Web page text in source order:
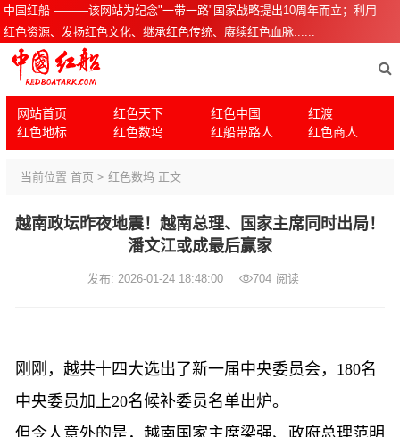
中国红船 ———该网站为纪念"一带一路"国家战略提出10周年而立；利用
红色资源、发扬红色文化、继承红色传统、赓续红色血脉......
网站首页 红色天下 红色中国
红渡
红色地标
红色数坞 红船带路人 红色商人
当前位置 首页 > 红色数坞 正文
越南政坛昨夜地震！越南总理、国家主席同时出局！
潘文江或成最后赢家
发布: 2026-01-24 18:48:00 704 阅读
刚刚，越共十四大选出了新一届中央委员会， 180名
中央委员加上20名候补委员名单出炉。
但令人意外的是，越南国家主席梁强、政府总理范明